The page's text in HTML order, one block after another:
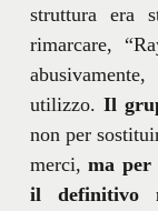
struttura era
rimarcare,
utilizzo.Il
non per
merci,ma per
il definitivo